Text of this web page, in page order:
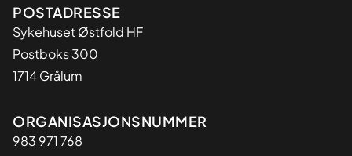
Adresse
POSTADRESSE
Sykehuset Østfold HF
Postboks 300
1714 Grålum
Organisasjon
ORGANISASJONSNUMMER
983 971 768